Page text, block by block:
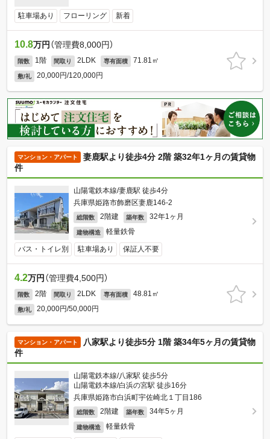
駐車場あり フローリング 新着
10.8万円 （管理費8,000円）
階数 1階 間取り 2LDK 専有面積 71.81㎡
敷/礼 20,000円/120,000円
マンション・アパート
妻鹿駅より徒歩4分 2階 築32年1ヶ月の賃貸物
件
山陽電鉄本線/妻鹿駅 徒歩4分
兵庫県姫路市飾磨区妻鹿146-2
総階数 2階建 築年数 32年1ヶ月
建物構造 軽量鉄骨
バス・トイレ別 駐車場あり 保証人不要
4.2万円 （管理費4,500円）
階数 2階 間取り 2LDK 専有面積 48.81㎡
敷/礼 20,000円/50,000円
マンション・アパート
八家駅より徒歩5分 1階 築34年5ヶ月の賃貸物
件
山陽電鉄本線/八家駅 徒歩5分
山陽電鉄本線/白浜の宮駅 徒歩16分
兵庫県姫路市白浜町宇佐崎北１丁目186
総階数 2階建 築年数 34年5ヶ月
建物構造 軽量鉄骨